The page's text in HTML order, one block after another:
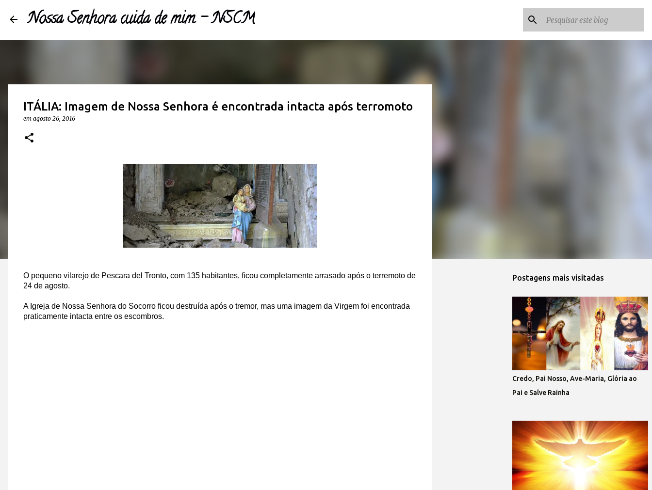
Nossa Senhora cuida de mim - NSCM
ITÁLIA: Imagem de Nossa Senhora é encontrada intacta após terromoto
em agosto 26, 2016
O pequeno vilarejo de Pescara del Tronto, com 135 habitantes, ficou completamente arrasado após o terremoto de
24 de agosto.
A Igreja de Nossa Senhora do Socorro ficou destruída após o tremor, mas uma imagem da Virgem foi encontrada
praticamente intacta entre os escombros.
Postagens mais visitadas
Credo, Pai Nosso, Ave-Maria, Glória ao
Pai e Salve Rainha